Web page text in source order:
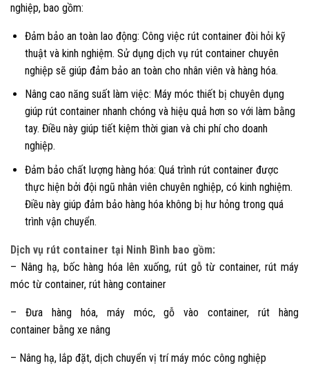
nghiệp, bao gồm:
Đảm bảo an toàn lao động: Công việc rút container đòi hỏi kỹ
thuật và kinh nghiệm. Sử dụng dịch vụ rút container chuyên
nghiệp sẽ giúp đảm bảo an toàn cho nhân viên và hàng hóa.
Nâng cao năng suất làm việc: Máy móc thiết bị chuyên dụng
giúp rút container nhanh chóng và hiệu quả hơn so với làm bằng
tay. Điều này giúp tiết kiệm thời gian và chi phí cho doanh
nghiệp.
Đảm bảo chất lượng hàng hóa: Quá trình rút container được
thực hiện bởi đội ngũ nhân viên chuyên nghiệp, có kinh nghiệm.
Điều này giúp đảm bảo hàng hóa không bị hư hỏng trong quá
trình vận chuyển.
Dịch vụ rút container tại Ninh Bình bao gồm:
– Nâng hạ, bốc hàng hóa lên xuống, rút gỗ từ container, rút máy
móc từ container, rút hàng container
– Đưa hàng hóa, máy móc, gỗ vào container, rút hàng
container bằng xe nâng
– Nâng hạ, lắp đặt, dịch chuyển vị trí máy móc công nghiệp